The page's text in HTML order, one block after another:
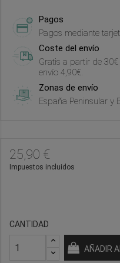
Pagos
Pagos mediante
Coste del envío
Gratis a partir de
envío 4,90€.
Zonas de envío
España Peninsular y
25,90 €
Impuestos incluidos
CANTIDAD
AÑADIR